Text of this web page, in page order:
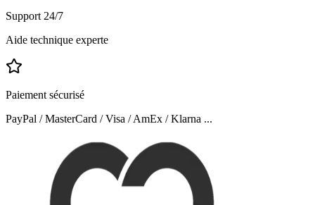
Support 24/7
Aide technique experte
Paiement sécurisé
PayPal / MasterCard / Visa / AmEx / Klarna ...